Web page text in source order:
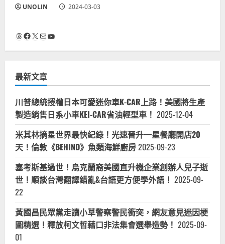
UNOLIN 2024-03-03
Threads
Facebook
X 電子郵件YouTube
最新文章
川普總統授權日本可愛迷你車K-CAR上路！美國將生產
製造銷售日系小車KEI-CAR省油輕型車！ 2025-12-04
米其林摘星世界最快紀錄！光速晉升一星餐廳開店20
天！倫敦《BEHIND》魚類海鮮廚房2025-09-23
塞考斯基過世！烏克蘭裔美國直升機企業創辦人兒子逝
世！順談台灣翻譯錯亂&台語更方便學外語！ 2025-09-
22
黃國昌民眾黨走讀小草警察警民衝突，網友意見迷因梗
圖精選！釋放柯文哲藉口非法集會選舉造勢！ 2025-09-
01